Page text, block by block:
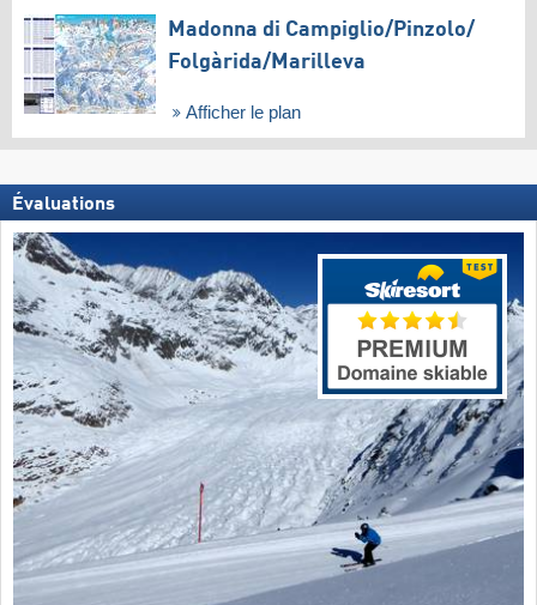
Madonna di Campiglio/​Pinzolo/​
Folgàrida/​Marilleva
Afficher le plan
Évaluations